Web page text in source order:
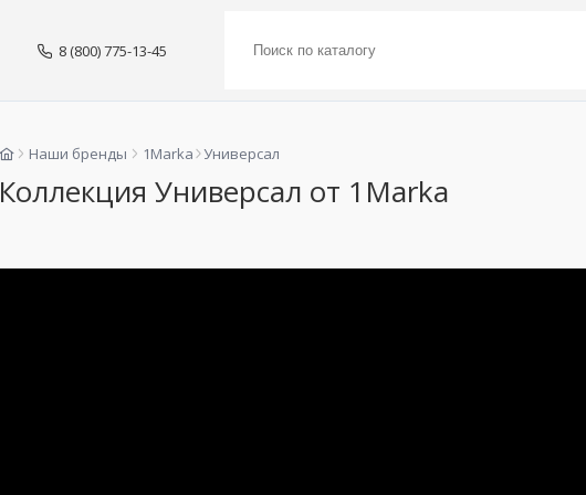
8 (800) 775-13-45
Наши бренды 1Marka Универсал
Коллекция Универсал от 1Marka